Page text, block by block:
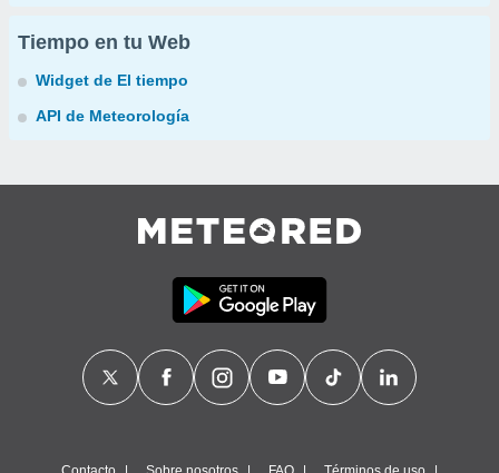
Tiempo en tu Web
Widget de El tiempo
API de Meteorología